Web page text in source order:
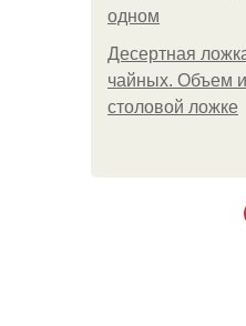
одном
Десертная
чайных. Объем
столовой ложке